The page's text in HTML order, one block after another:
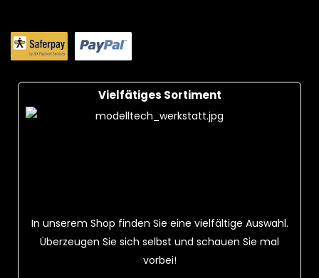
Vielfätiges Sortiment
In unserem Shop finden Sie eine vielfältige Auswahl.
Überzeugen Sie sich selbst und schauen Sie mal
vorbei!